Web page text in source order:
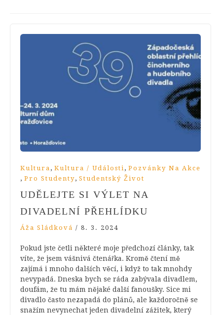
Kultura , Kultura / Události , Pozvánky Na Akce
, Pro Studenty, Studentský Život
UDĚLEJTE SI VÝLET NA
DIVADELNÍ PŘEHLÍDKU
Áža Sládková / 8. 3. 2024
Pokud jste četli některé moje předchozí články, tak
víte, že jsem vášnivá čtenářka. Kromě čtení mě
zajímá i mnoho dalších věcí, i když to tak mnohdy
nevypadá. Dneska bych se ráda zabývala divadlem,
doufám, že tu mám nějaké další fanoušky. Sice mi
divadlo často nezapadá do plánů, ale každoročně se
snažím nevynechat jeden divadelní zážitek, který